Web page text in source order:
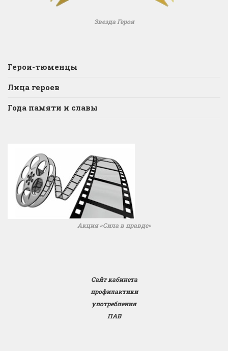
Звезда Героя
Герои-тюменцы
Лица героев
Года памяти и славы
Акция «Сила в правде»
Сайт кабинета
профилактики
употребления
ПАВ